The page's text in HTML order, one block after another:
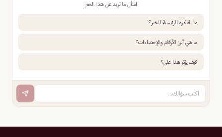
اسأل ما تريد عن هذا الخبر
ما الفكرة الرئيسية للخبر؟
ما هي أبرز الأرقام والإحصاءات؟
كيف يؤثر هذا علي؟